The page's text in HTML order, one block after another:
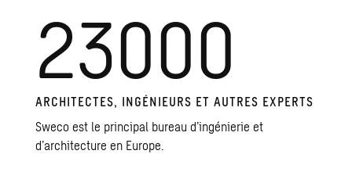
23000
ARCHITECTES, INGÉNIEURS ET AUTRES EXPERTS
Sweco est le principal bureau d’ingénierie et
d’architecture en Europe.